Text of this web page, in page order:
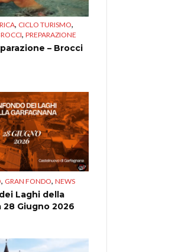
, CICLO TURISMO,
, PREPARAZIONE
– Brocci
, GRAN FONDO, NEWS
Laghi della
28 Giugno 2026